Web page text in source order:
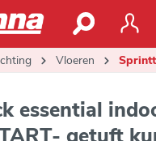
Vloeren
essential